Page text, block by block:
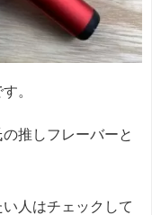
。
推しフレーバーと
人はチェックして